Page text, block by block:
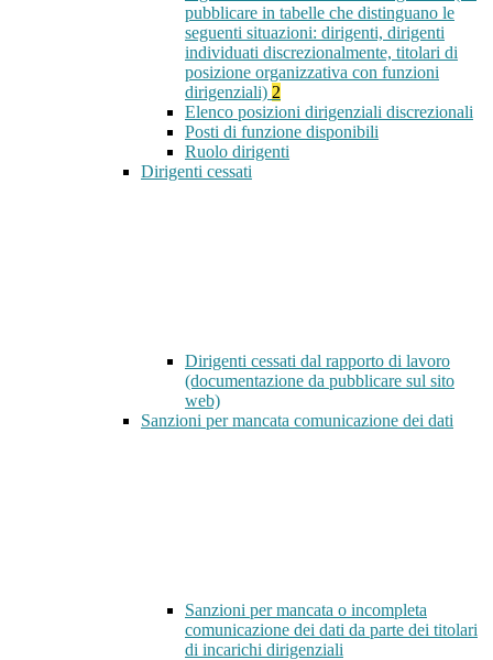
pubblicare in tabelle che distinguano le
seguenti situazioni: dirigenti, dirigenti
individuati discrezionalmente, titolari di
posizione organizzativa con funzioni
dirigenziali) 2
Elenco posizioni dirigenziali discrezionali
Posti di funzione disponibili
Ruolo dirigenti
Dirigenti cessati
Dirigenti cessati dal rapporto di lavoro
(documentazione da pubblicare sul sito
web)
Sanzioni per mancata comunicazione dei dati
Sanzioni per mancata o incompleta
comunicazione dei dati da parte dei titolari
di incarichi dirigenziali